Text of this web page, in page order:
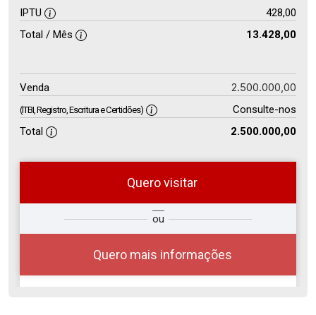
IPTU
428,00
Total / Mês
13.428,00
Venda 2.500.000,00
(ITBI, Registro, Escritura e Certidões)
Consulte-nos
Total
2.500.000,00
Quero visitar
ou
Quero mais informações
Deseja
Comprar
ou
Alugar
?